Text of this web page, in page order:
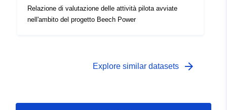
Relazione di valutazione delle attività pilota avviate
nell'ambito del progetto Beech Power
Explore similar datasets arrow_forward